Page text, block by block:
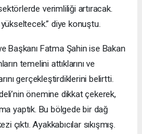
verimliliği artıracak.
diye konuştu.
Başkanı Fatma Şahin ise Bakan
temelini attıklarını ve
gerçekleştirdiklerini belirtti.
önemine dikkat çekerek,
yaptık. Bu bölgede bir dağ
çıktı. Ayakkabıcılar sıkışmış.